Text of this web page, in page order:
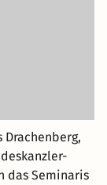
Drachenberg,
das Seminaris